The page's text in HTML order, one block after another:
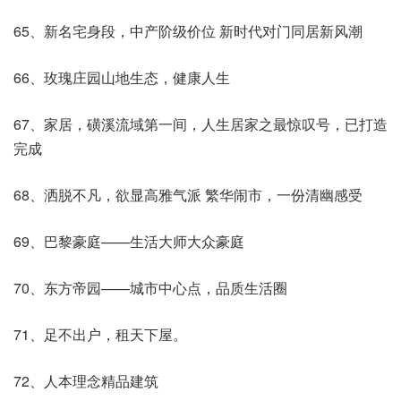
65、新名宅身段，中产阶级价位 新时代对门同居新风潮
66、玫瑰庄园山地生态，健康人生
67、家居，磺溪流域第一间，人生居家之最惊叹号，已打造
完成
68、洒脱不凡，欲显高雅气派 繁华闹市，一份清幽感受
69、巴黎豪庭——生活大师大众豪庭
70、东方帝园——城市中心点，品质生活圈
71、足不出户，租天下屋。
72、人本理念精品建筑